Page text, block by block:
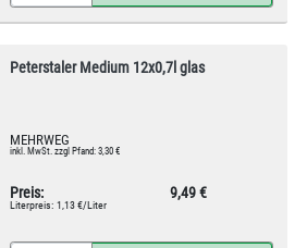
Peterstaler Medium 12x0,7l glas
MEHRWEG
inkl. MwSt. zzgl Pfand: 3,30 €
Preis: 9,49 €
Literpreis: 1,13 €/Liter